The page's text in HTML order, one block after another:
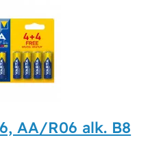
AA/R06 alk. B8